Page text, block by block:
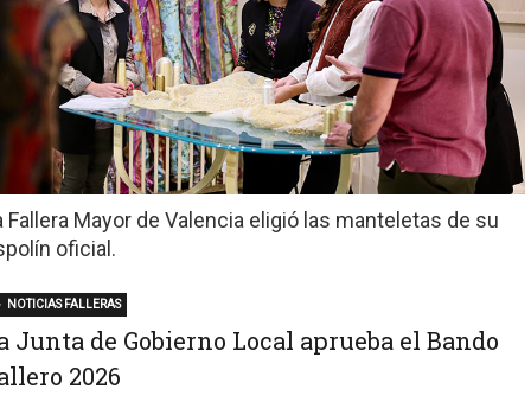
Fallera Mayor de Valencia eligió las manteletas de su
oficial.
Junta de Gobierno Local aprueba el Bando
2026
NOTICIAS FALLERAS